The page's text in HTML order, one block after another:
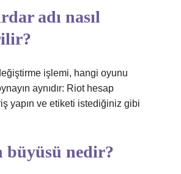
adı nasıl
işlemi, hangi oyunu
aynıdır: Riot hesap
yapın ve etiketi istediğiniz gibi
büyüsü nedir?